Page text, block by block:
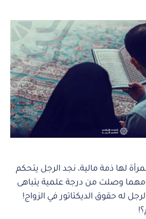
لها ذمة مالية، نجد الرجل يتحكم
وصلت من درجة علمية يتباهى
له حقوق الديكتاتور في الزواج!